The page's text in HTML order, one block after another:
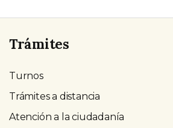
Trámites
Turnos
Trámites a distancia
Atención a la ciudadanía